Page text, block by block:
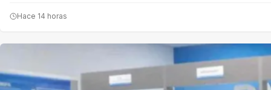
Hace 14 horas